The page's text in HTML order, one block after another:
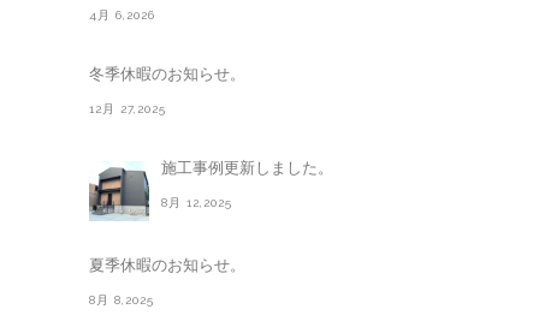
4月 6,2026
冬季休暇のお知らせ。
12月 27,2025
施工事例更新しました。
8月 12,2025
夏季休暇のお知らせ。
8月 8,2025